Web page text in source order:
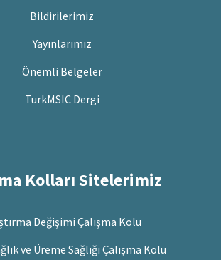
Bildirilerimiz
Yayınlarımız
Önemli Belgeler
TurkMSIC Dergi
Kolları Sitelerimiz
Değişimi Çalışma Kolu
ve Üreme Sağlığı Çalışma Kolu